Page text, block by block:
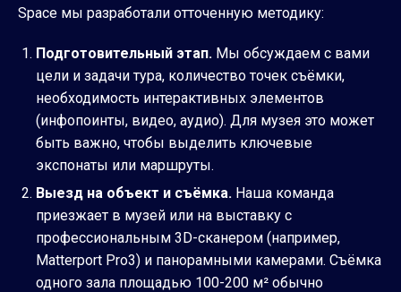
Space мы разработали отточенную методику:
Подготовительный этап. Мы обсуждаем с вами
цели и задачи тура, количество точек съёмки,
необходимость интерактивных элементов
(инфопоинты, видео, аудио). Для музея это может
быть важно, чтобы выделить ключевые
экспонаты или маршруты.
Выезд на объект и съёмка. Наша команда
приезжает в музей или на выставку с
профессиональным 3D-сканером (например,
Matterport Pro3) и панорамными камерами. Съёмка
одного зала площадью 100-200 м² обычно